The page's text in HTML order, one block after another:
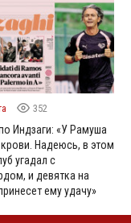
352
Индзаги: «У Рамуша
Надеюсь, в этом
угадал с
и девятка на
ему удачу»